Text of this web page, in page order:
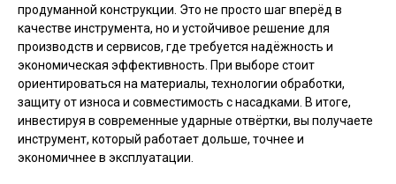
продуманной конструкции. Это не просто шаг вперёд в
качестве инструмента, но и устойчивое решение для
производств и сервисов, где требуется надёжность и
экономическая эффективность. При выборе стоит
ориентироваться на материалы, технологии обработки,
защиту от износа и совместимость с насадками. В итоге,
инвестируя в современные ударные отвёртки, вы получаете
инструмент, который работает дольше, точнее и
экономичнее в эксплуатации.